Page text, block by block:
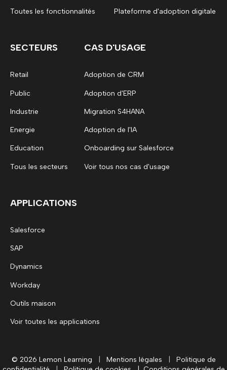
Toutes les fonctionnalités Plateforme d'adoption digitale
SECTEURS
Retail
Public
Industrie
Energie
Education
Tous les secteurs
CAS D'USAGE
Adoption de CRM
Adoption d'ERP
Migration S4HANA
Adoption de l'IA
Onboarding sur Salesforce
Voir tous nos cas d'usage
APPLICATIONS
Salesforce
SAP
Dynamics
Workday
Outils maison
Voir toutes les applications
© 2026 Lemon Learning Mentions légales
Politique de